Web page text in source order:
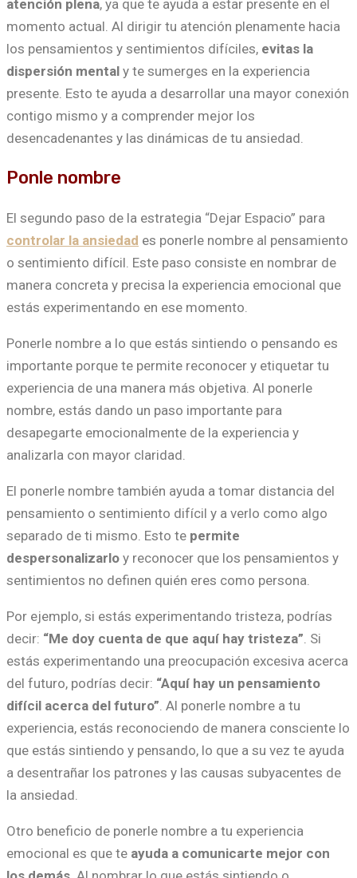
atención plena, ya que te ayuda a estar presente en el
momento actual. Al dirigir tu atención plenamente hacia
los pensamientos y sentimientos difíciles, evitas la
dispersión mental y te sumerges en la experiencia
presente. Esto te ayuda a desarrollar una mayor conexión
contigo mismo y a comprender mejor los
desencadenantes y las dinámicas de tu ansiedad.
Ponle nombre
El segundo paso de la estrategia “Dejar Espacio” para
controlar la ansiedad es ponerle nombre al pensamiento
o sentimiento difícil. Este paso consiste en nombrar de
manera concreta y precisa la experiencia emocional que
estás experimentando en ese momento.
Ponerle nombre a lo que estás sintiendo o pensando es
importante porque te permite reconocer y etiquetar tu
experiencia de una manera más objetiva. Al ponerle
nombre, estás dando un paso importante para
desapegarte emocionalmente de la experiencia y
analizarla con mayor claridad.
El ponerle nombre también ayuda a tomar distancia del
pensamiento o sentimiento difícil y a verlo como algo
separado de ti mismo. Esto te permite
despersonalizarlo y reconocer que los pensamientos y
sentimientos no definen quién eres como persona.
Por ejemplo, si estás experimentando tristeza, podrías
decir: “Me doy cuenta de que aquí hay tristeza” . Si
estás experimentando una preocupación excesiva acerca
del futuro, podrías decir: “Aquí hay un pensamiento
difícil acerca del futuro” . Al ponerle nombre a tu
experiencia, estás reconociendo de manera consciente lo
que estás sintiendo y pensando, lo que a su vez te ayuda
a desentrañar los patrones y las causas subyacentes de
la ansiedad.
Otro beneficio de ponerle nombre a tu experiencia
emocional es que te ayuda a comunicarte mejor con